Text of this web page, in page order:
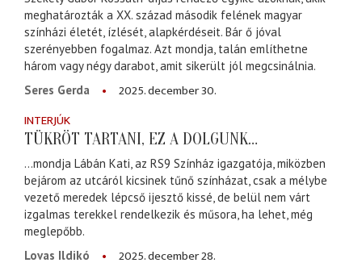
meghatározták a XX. század második felének magyar
színházi életét, ízlését, alapkérdéseit. Bár ő jóval
szerényebben fogalmaz. Azt mondja, talán említhetne
három vagy négy darabot, amit sikerült jól megcsinálnia.
Seres Gerda
2025. december 30.
INTERJÚK
TÜKRÖT TARTANI, EZ A DOLGUNK…
...mondja Lábán Kati, az RS9 Színház igazgatója, miközben
bejárom az utcáról kicsinek tűnő színházat, csak a mélybe
vezető meredek lépcső ijesztő kissé, de belül nem várt
izgalmas terekkel rendelkezik és műsora, ha lehet, még
meglepőbb.
Lovas Ildikó
2025. december 28.